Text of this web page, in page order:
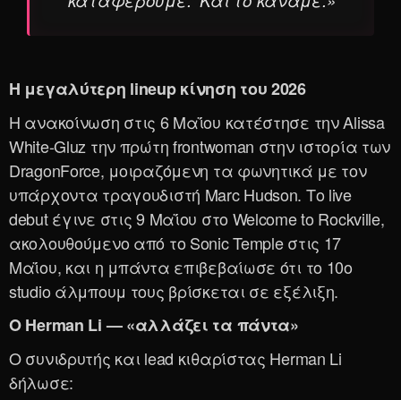
Η μεγαλύτερη lineup κίνηση του 2026
Η ανακοίνωση στις 6 Μαΐου κατέστησε την Alissa
White-Gluz την πρώτη frontwoman στην ιστορία των
DragonForce, μοιραζόμενη τα φωνητικά με τον
υπάρχοντα τραγουδιστή Marc Hudson. Το live
debut έγινε στις 9 Μαΐου στο Welcome to Rockville,
ακολουθούμενο από το Sonic Temple στις 17
Μαΐου, και η μπάντα επιβεβαίωσε ότι το 10ο
studio άλμπουμ τους βρίσκεται σε εξέλιξη.
Ο Herman Li — «αλλάζει τα πάντα»
Ο συνιδρυτής και lead κιθαρίστας Herman Li
δήλωσε: